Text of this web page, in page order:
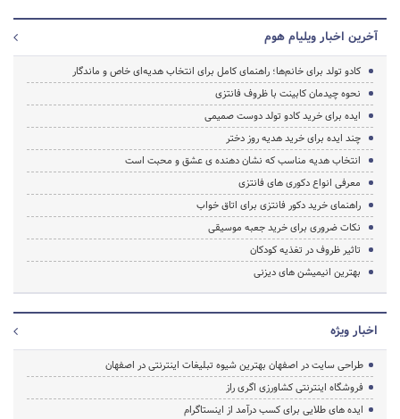
آخرین اخبار ویلیام هوم
کادو تولد برای خانم‌ها؛ راهنمای کامل برای انتخاب هدیه‌ای خاص و ماندگار
نحوه چیدمان کابینت با ظروف فانتزی
ایده برای خرید کادو تولد دوست صمیمی
چند ایده برای خرید هدیه روز دختر
انتخاب هدیه مناسب که نشان دهنده ی عشق و محبت است
معرفی انواع دکوری های فانتزی
راهنمای خرید دکور فانتزی برای اتاق خواب
نکات ضروری برای خرید جعبه موسیقی
تاثیر ظروف در تغذیه کودکان
بهترین انیمیشن های دیزنی
اخبار ویژه
طراحی سایت در اصفهان بهترین شیوه تبلیغات اینترنتی در اصفهان
فروشگاه اینترنتی کشاورزی اگری راز
ایده های طلایی برای کسب درآمد از اینستاگرام